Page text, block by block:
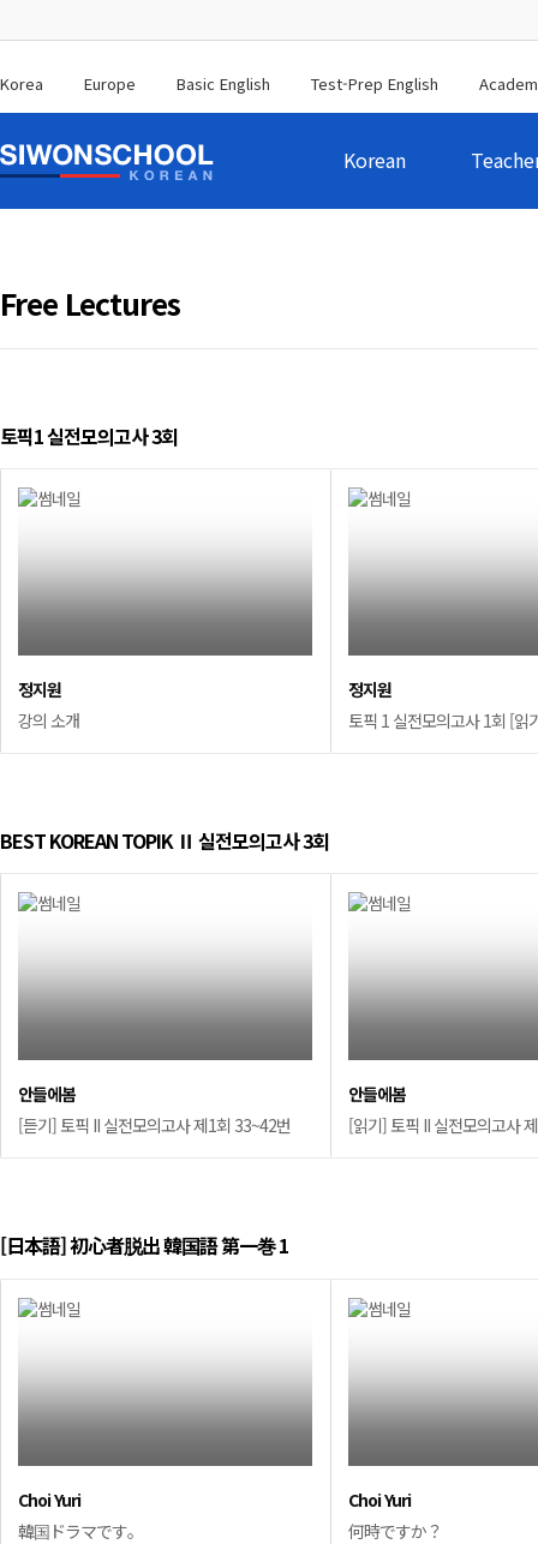
Korea Europe Basic English Test-Prep English
Korean
Free Lectures
토픽1 실전모의고사 3회
정지원
강의 소개
정지원
토픽 1 실전모의고사 1회 [읽
BEST KOREAN TOPIK Ⅱ 실전모의고사 3회
안들에봄
[듣기] 토픽 II 실전모의고사 제1회 33~42번
안들에봄
[읽기] 토픽 II 실전모의고사
[日本語] 初心者脱出 韓国語 第一巻 1
Choi Yuri
韓国ドラマです。
Choi Yuri
何時ですか？